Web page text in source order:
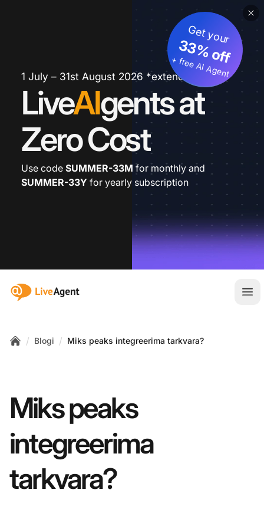
1 July – 31st August 2026 *extended
LiveAIgents at
Zero Cost
Get your
33% off
+ free AI Agent
Use code SUMMER-33M for monthly and
SUMMER-33Y for yearly subscription
:site.title
/ Blogi / Miks peaks integreerima tarkvara?
Miks peaks
integreerima
tarkvara?